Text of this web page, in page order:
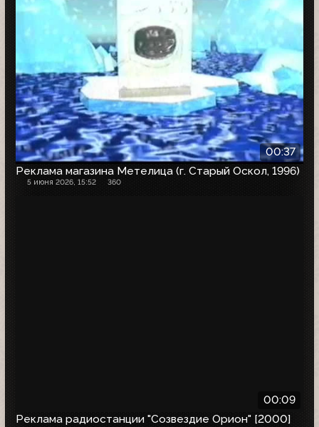
00:37
Реклама магазина Метелица (г. Старый Оскол, 1996)
5 июня 2026, 15:52 360
00:09
Реклама радиостанции "Созвездие Орион" [2000]